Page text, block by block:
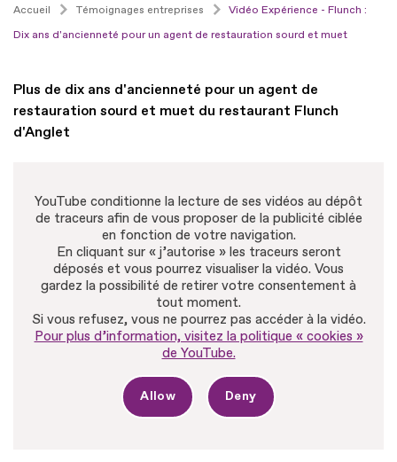
Accueil Témoignages entreprises
Vidéo Expérience - Flunch :
Dix ans d'ancienneté pour un agent de restauration sourd et muet
Plus de dix ans d'ancienneté pour un agent de
restauration sourd et muet du restaurant Flunch
d'Anglet
YouTube conditionne la lecture de ses vidéos au dépôt
de traceurs afin de vous proposer de la publicité ciblée
en fonction de votre navigation.
En cliquant sur « j’autorise » les traceurs seront
déposés et vous pourrez visualiser la vidéo. Vous
gardez la possibilité de retirer votre consentement à
tout moment.
Si vous refusez, vous ne pourrez pas accéder à la vidéo.
Pour plus d’information, visitez la politique « cookies »
de YouTube.
Allow Deny